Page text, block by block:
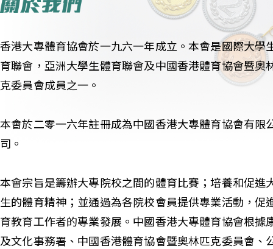
香港大專體育協會於一九六一年成立。本會是國際大學
育聯會，亞洲大學生體育聯會及中國香港體育協會暨奧
克委員會成員之一。
本會於二零一六年註冊成為中國香港大專體育協會有限
司。
本會宗旨是籌辦大專院校之間的體育比賽；培養和促進
生的體育精神；並通過為各院校會員提供專業活動，促
育教育工作者的專業發展。中國香港大專體育協會根據
及文化事務署、中國香港體育協會暨奧林匹克委員會、